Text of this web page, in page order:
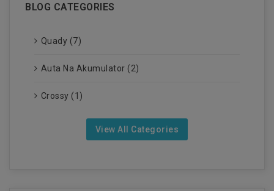
BLOG CATEGORIES
Quady (7)
Auta Na Akumulator (2)
Crossy (1)
View All Categories